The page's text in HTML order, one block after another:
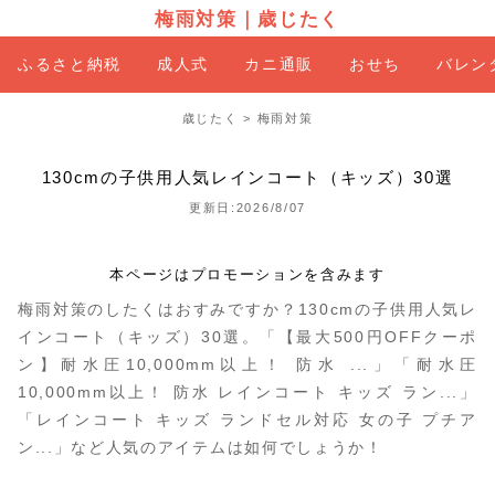
梅雨対策 歳じたく
ふるさと納税 成人式 カニ通販 おせち バレン
歳じたく > 梅雨対策
130cmの子供用人気レインコート（キッズ）30選
更新日:2026/8/07
本ページはプロモーションを含みます
梅雨対策のしたくはおすみですか？130cmの子供用人気レ
インコート（キッズ）30選。「【最大500円OFFクーポ
ン】耐水圧10,000mm以上！ 防水 ...」「耐水圧
10,000mm以上！ 防水 レインコート キッズ ラン...」
「レインコート キッズ ランドセル対応 女の子 プチア
ン...」など人気のアイテムは如何でしょうか！